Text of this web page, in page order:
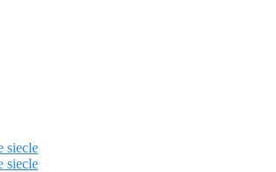
siecle
siecle